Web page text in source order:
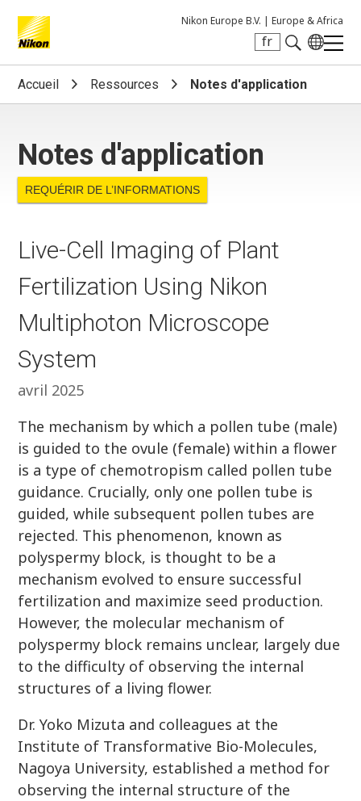
Nikon Europe B.V. | Europe & Africa
fr
Search keyword(s)
Accueil Ressources Notes d'application
Notes d'application
REQUÉRIR DE L’INFORMATIONS
Live-Cell Imaging of Plant
Fertilization Using Nikon
Multiphoton Microscope
System
avril 2025
The mechanism by which a pollen tube (male)
is guided to the ovule (female) within a flower
is a type of chemotropism called pollen tube
guidance. Crucially, only one pollen tube is
guided, while subsequent pollen tubes are
rejected. This phenomenon, known as
polyspermy block, is thought to be a
mechanism evolved to ensure successful
fertilization and maximize seed production.
However, the molecular mechanism of
polyspermy block remains unclear, largely due
to the difficulty of observing the internal
structures of a living flower.
Dr. Yoko Mizuta and colleagues at the
Institute of Transformative Bio-Molecules,
Nagoya University, established a method for
observing the internal structure of the